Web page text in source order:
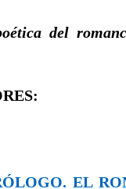
del
EL